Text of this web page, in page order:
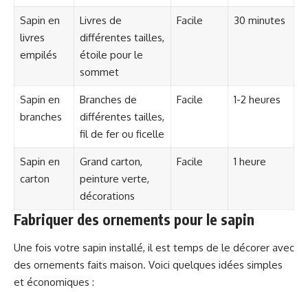
Sapin en
livres
empilés
Livres de
différentes tailles,
étoile pour le
sommet
Facile 30 minutes
Sapin en
branches
Branches de
différentes tailles,
fil de fer ou ficelle
Facile 1-2 heures
Sapin en
carton
Grand carton,
peinture verte,
décorations
Facile 1 heure
Fabriquer des ornements pour le sapin
Une fois votre sapin installé, il est temps de le décorer avec
des ornements faits maison. Voici quelques idées simples
et économiques :